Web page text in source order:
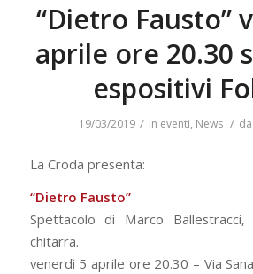
“Dietro Fausto”
aprile ore 20.30
espositivi
19/03/2019 / in eventi, News / da
La Croda presenta:
“Dietro Fausto”
Spettacolo di Marco
chitarra.
venerdì 5 aprile ore 20.30 – Via